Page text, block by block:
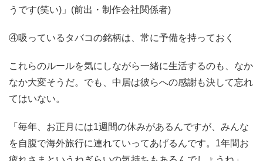
うです(笑い)」(前出・制作会社関係者)
④吸っているタバコの銘柄は、常に予備を持っておく
これらのルールを気にしながら一緒に生活するのも、なか
なか大変そうだ。でも、中居は彼らへの感謝も決して忘れ
てはいない。
「毎年、お正月には1週間の休みがあるんですが、みんな
を自腹で海外旅行に連れていってあげるんです。1年間お